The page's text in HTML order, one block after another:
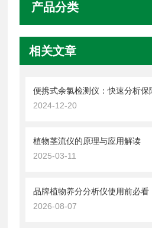
产品分类
相关文章
便携式余氯检测仪：快速分析保
2024-12-20
植物茎流仪的原理与应用解读
2025-03-11
2026-08-07